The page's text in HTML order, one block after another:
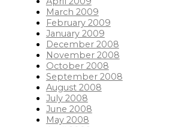
March 2009
February 2009
January 2009
December 2008
November 2008
October 2008
September 2008
August 2008
July 2008
June 2008
May 2008